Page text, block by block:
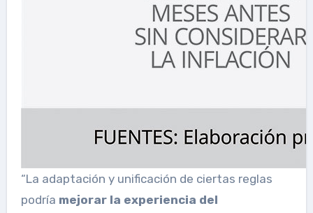
“La adaptación y unificación de ciertas reglas
podría mejorar la experiencia del